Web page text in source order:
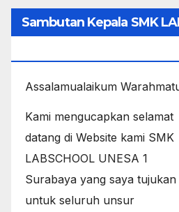
Sambutan Kepala SMK
Assalamualaikum
Kami mengucapkan selamat
datang di Website kami SMK
LABSCHOOL UNESA 1
Surabaya yang saya tujukan
untuk seluruh unsur